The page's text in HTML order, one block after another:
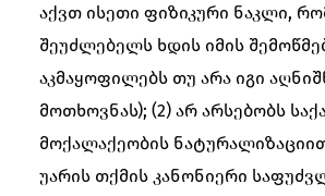
აქვთ ისეთი ფიზიკური ნაკლი,
შეუძლებელს ხდის იმის
აკმაყოფილებს თუ არა იგი
მოთხოვნას); (2) არ არსებობს
მოქალაქეობის
უარის თქმის კანონიერი